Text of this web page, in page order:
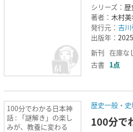
シリーズ：
著者： 木村
発行元： 吉
出版年：
新刊 在庫な
古書 1点
100分でわかる日本神
話 : 「謎解き」の楽し
みが、教養に変わる
歴史一般・
100分で